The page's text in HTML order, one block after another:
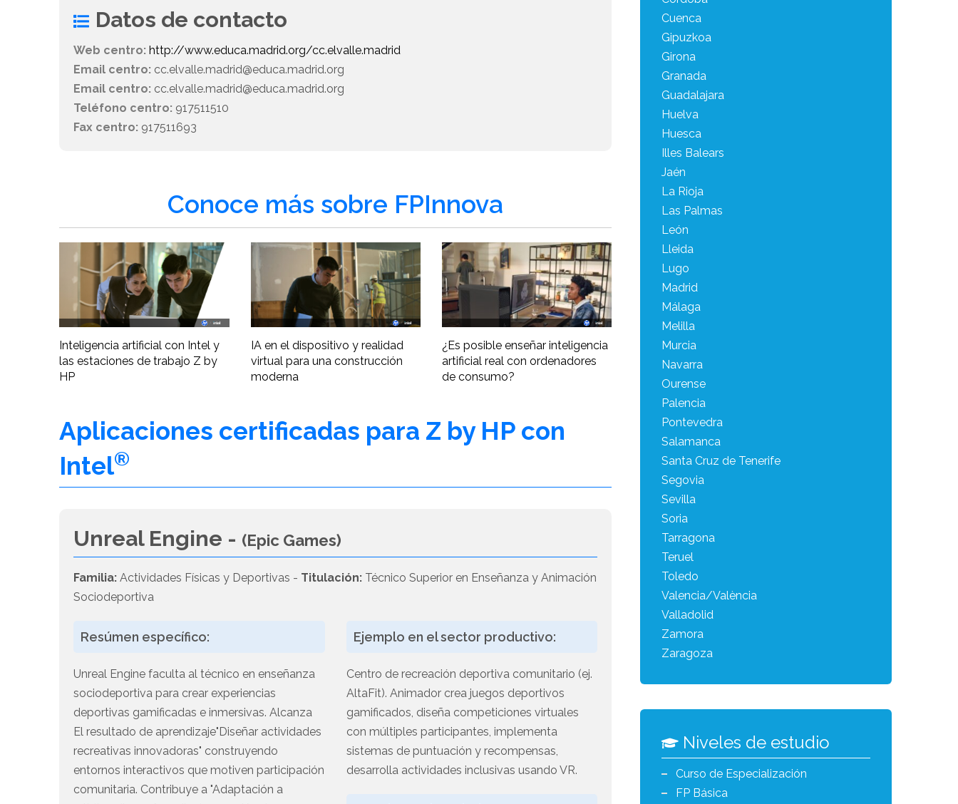
Datos de contacto
Web centro: http://www.educa.madrid.org/cc.elvalle.madrid
Email centro: cc.elvalle.madrid@educa.madrid.org
Email centro: cc.elvalle.madrid@educa.madrid.org
Teléfono centro: 917511510
Fax centro: 917511693
Conoce más sobre FPInnova
Inteligencia artificial con Intel y
las estaciones de trabajo Z by
HP
IA en el dispositivo y realidad
virtual para una construcción
moderna
¿Es posible enseñar inteligencia
artificial real con ordenadores
de consumo?
Aplicaciones certificadas para Z by HP con
Intel®
Unreal Engine - (Epic Games)
Familia: Actividades Físicas y Deportivas - Titulación: Técnico Superior en Enseñanza y Animación
Sociodeportiva
Resúmen específico:
Unreal Engine faculta al técnico en enseñanza
sociodeportiva para crear experiencias
deportivas gamificadas e inmersivas. Alcanza
El resultado de aprendizaje"Diseñar actividades
recreativas innovadoras" construyendo
entornos interactivos que motiven participación
comunitaria. Contribuye a "Adaptación a
Ejemplo en el sector productivo:
Centro de recreación deportiva comunitario (ej.
AltaFit). Animador crea juegos deportivos
gamificados, diseña competiciones virtuales
con múltiples participantes, implementa
sistemas de puntuación y recompensas,
desarrolla actividades inclusivas usando VR.
Cuenca
Gipuzkoa
Girona
Granada
Guadalajara
Huelva
Huesca
Illes Balears
Jaén
La Rioja
Las Palmas
León
Lleida
Lugo
Madrid
Málaga
Melilla
Murcia
Navarra
Ourense
Palencia
Pontevedra
Salamanca
Santa Cruz de Tenerife
Segovia
Sevilla
Soria
Tarragona
Teruel
Toledo
Valencia/València
Valladolid
Zamora
Zaragoza
Niveles de estudio
Curso de Especialización
FP Básica